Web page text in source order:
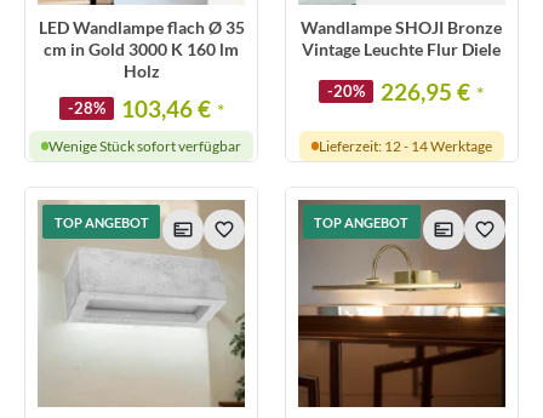
LED Wandlampe flach Ø 35
cm in Gold 3000 K 160 lm
Holz
-28% 103,46 € *
Wenige Stück sofort verfügbar
Wandlampe SHOJI Bronze
Vintage Leuchte Flur Diele
-20% 226,95 € *
Lieferzeit: 12 - 14 Werktage
TOP ANGEBOT TOP ANGEBOT